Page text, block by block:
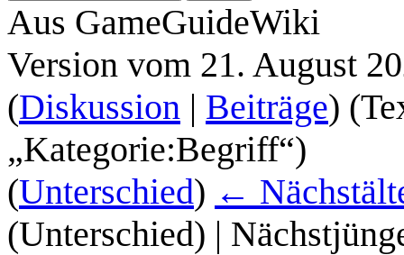
Aus GameGuideWiki
Version vom 21. August
(Diskussion | Beiträge)
„Kategorie:Begriff“)
(Unterschied) ←
(Unterschied) |